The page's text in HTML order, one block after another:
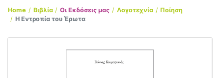
Home Βιβλία Οι Εκδόσεις μας Λογοτεχνία
Ποίηση
Η Εντροπία του Έρωτα